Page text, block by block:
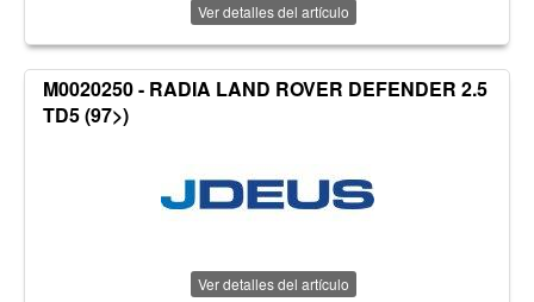
Ver detalles del artículo
M0020250 - RADIA LAND ROVER DEFENDER 2.5
TD5 (97>)
Ver detalles del artículo